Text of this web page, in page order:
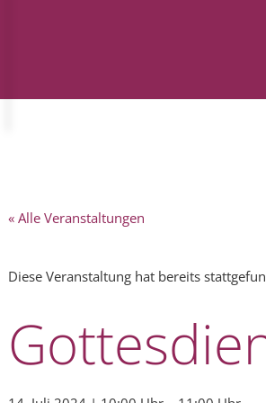
« Alle Veranstaltungen
Diese Veranstaltung hat bereits